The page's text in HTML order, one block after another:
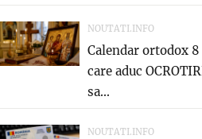
NOUTATI.INFO
Calendar ortodox
care aduc
sa...
NOUTATI.INFO